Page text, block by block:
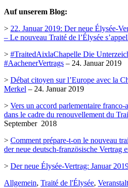
Auf unserem Blog:
> 22. Januar 2019: Der neue Élysée-
– Le nouveau Traité de l’Élysée
> #TraitedAixlaChapelle Die
#AachenerVertrags – 24. Januar 2019
> Débat citoyen sur l’Europe avec la
Merkel – 24. Januar 2019
> Vers un accord parlementaire
dans le cadre du renouvellement du
September 2018
> Comment prépare-t-on le nouveau
der neue deutsch-französische Vertrag
> Der neue Élysée-Vertrag: Januar
Allgemein, Traité de l'Élysée,